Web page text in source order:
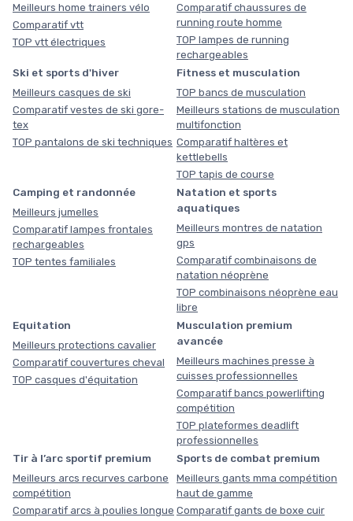
Meilleurs home trainers vélo
Comparatif vtt
TOP vtt électriques
Comparatif chaussures de
running route homme
TOP lampes de running
rechargeables
Ski et sports d'hiver
Meilleurs casques de ski
Comparatif vestes de ski gore-
tex
TOP pantalons de ski techniques
Fitness et musculation
TOP bancs de musculation
Meilleurs stations de musculation
multifonction
Comparatif haltères et
kettlebells
TOP tapis de course
Camping et randonnée
Meilleurs jumelles
Comparatif lampes frontales
rechargeables
TOP tentes familiales
Natation et sports
aquatiques
Meilleurs montres de natation
gps
Comparatif combinaisons de
natation néoprène
TOP combinaisons néoprène eau
libre
Equitation
Meilleurs protections cavalier
Comparatif couvertures cheval
TOP casques d'équitation
Musculation premium
avancée
Meilleurs machines presse à
cuisses professionnelles
Comparatif bancs powerlifting
compétition
TOP plateformes deadlift
professionnelles
Tir à l’arc sportif premium
Meilleurs arcs recurves carbone
compétition
Comparatif arcs à poulies longue
Sports de combat premium
Meilleurs gants mma compétition
haut de gamme
Comparatif gants de boxe cuir